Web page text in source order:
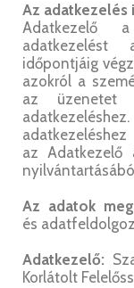
Az adatkezelés
Adatkezelő
adatkezelést
időpontjáig
azokról a
az üzenetet
az Adatkezelő
Az adatok
és
Adatkezelő:
Korlátolt